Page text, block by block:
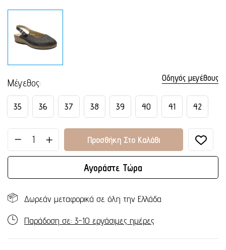
Οδηγός μεγέθους
Μέγεθος
35 36 37 38 39 40 41 42
Προσθήκη Στο Καλάθι
Αγοράστε Τώρα
Δωρεάν μεταφορικά σε όλη την Ελλάδα
Παράδοση σε: 3-10 εργάσιμες ημέρες